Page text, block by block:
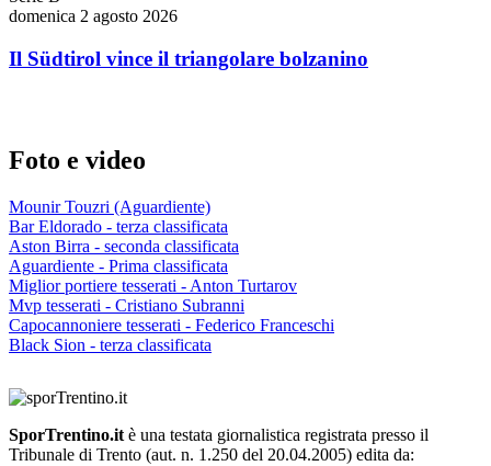
domenica 2 agosto 2026
Il Südtirol vince il triangolare bolzanino
Foto e video
Mounir Touzri (Aguardiente)
Bar Eldorado - terza classificata
Aston Birra - seconda classificata
Aguardiente - Prima classificata
Miglior portiere tesserati - Anton Turtarov
Mvp tesserati - Cristiano Subranni
Capocannoniere tesserati - Federico Franceschi
Black Sion - terza classificata
SporTrentino.it è una testata giornalistica registrata presso il
Tribunale di Trento (aut. n. 1.250 del 20.04.2005) edita da: